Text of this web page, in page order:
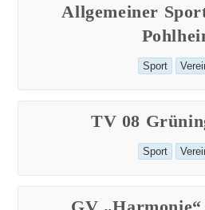
Allgemeiner
Beitrags-
Sport
TV 08
Beitrags-
Sport